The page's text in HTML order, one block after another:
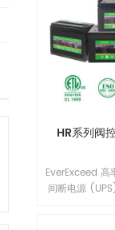
HR系列阀
EverExceed 高
间断电源